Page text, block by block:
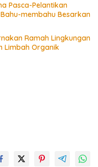
Pasca-Pelantikan
membahu Besarkan
Ramah Lingkungan
Limbah Organik